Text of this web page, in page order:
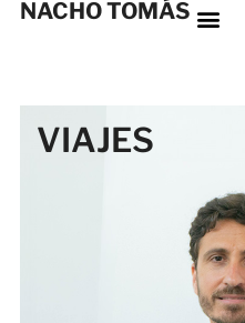
NACHO TOMÁS
VIAJES